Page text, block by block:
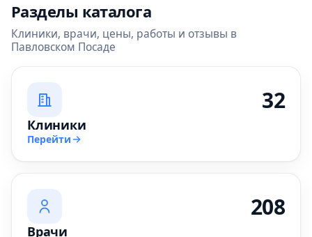
Разделы каталога
Клиники, врачи, цены, работы и отзывы в
Павловском Посаде
32
Клиники
Перейти
208
Врачи